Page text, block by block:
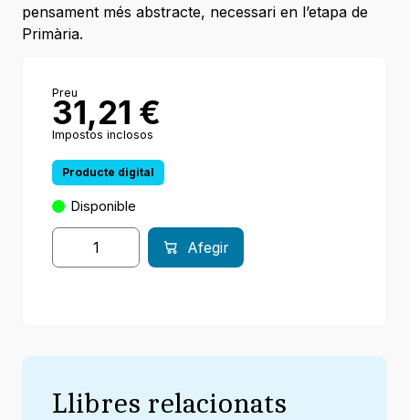
pensament més abstracte, necessari en l’etapa de
Primària.
Preu
31,21 €
Impostos inclosos
Producte digital
Disponible
Afegir
Llibres relacionats